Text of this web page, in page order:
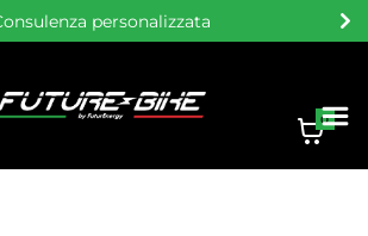
personalizzata
0